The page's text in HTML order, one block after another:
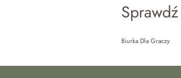
Biurka Dla Graczy